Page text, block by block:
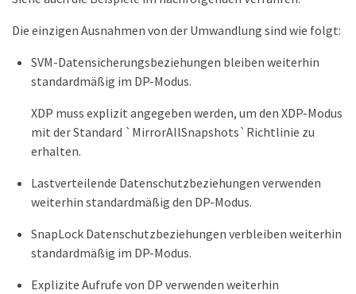
Die einzigen Ausnahmen von der Umwandlung sind wie folgt:
SVM-Datensicherungsbeziehungen bleiben weiterhin
standardmäßig im DP-Modus.
XDP muss explizit angegeben werden, um den XDP-Modus
mit der Standard `MirrorAllSnapshots`Richtlinie zu
erhalten.
Lastverteilende Datenschutzbeziehungen verwenden
weiterhin standardmäßig den DP-Modus.
SnapLock Datenschutzbeziehungen verbleiben weiterhin
standardmäßig im DP-Modus.
Explizite Aufrufe von DP verwenden weiterhin